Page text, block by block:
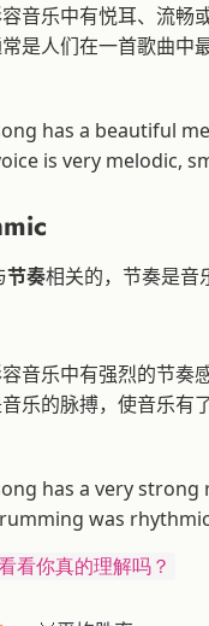
音乐中有悦耳、流畅
是人们在一首歌曲中
has a beautiful
is very melodic,
节奏相关的，节奏是音
音乐中有强烈的节奏
乐的脉搏，使音乐有
has a very strong
was rhythmic
看你真的理解吗？